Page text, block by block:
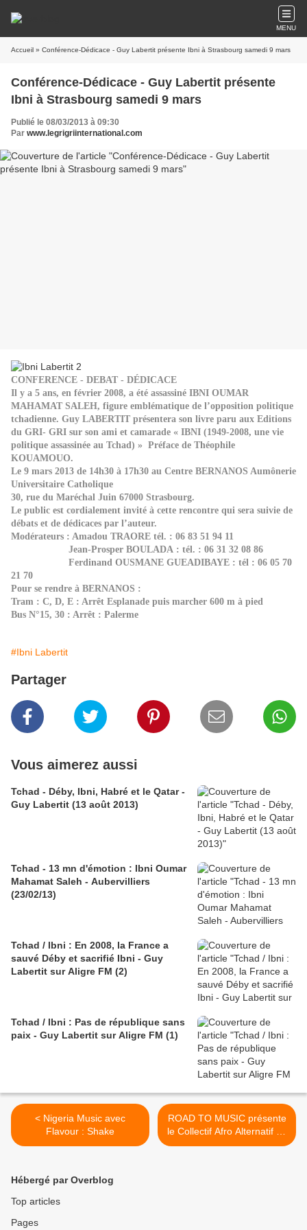
MENU
Accueil » Conférence-Dédicace - Guy Labertit présente Ibni à Strasbourg samedi 9 mars
Conférence-Dédicace - Guy Labertit présente
Ibni à Strasbourg samedi 9 mars
Publié le 08/03/2013 à 09:30
Par www.legrigriinternational.com
CONFERENCE - DEBAT - DÉDICACE
Il y a 5 ans, en février 2008, a été assassiné IBNI OUMAR
MAHAMAT SALEH, figure emblématique de l’opposition politique
tchadienne. Guy LABERTIT présentera son livre paru aux Editions
du GRI- GRI sur son ami et camarade « IBNI (1949-2008, une vie
politique assassinée au Tchad) » Préface de Théophile
KOUAMOUO.
Le 9 mars 2013 de 14h30 à 17h30 au Centre BERNANOS Aumônerie
Universitaire Catholique
30, rue du Maréchal Juin 67000 Strasbourg.
Le public est cordialement invité à cette rencontre qui sera suivie de
débats et de dédicaces par l’auteur.
Modérateurs : Amadou TRAORE tél. : 06 83 51 94 11
Jean-Prosper BOULADA : tél. : 06 31 32 08 86
Ferdinand OUSMANE GUEADIBAYE : tél : 06 05 70
21 70
Pour se rendre à BERNANOS :
Tram : C, D, E : Arrêt Esplanade puis marcher 600 m à pied
Bus N°15, 30 : Arrêt : Palerme
#Ibni Labertit
Partager
Vous aimerez aussi
Tchad - Déby, Ibni, Habré et le Qatar -
Guy Labertit (13 août 2013)
Tchad - 13 mn d'émotion : Ibni Oumar
Mahamat Saleh - Aubervilliers
(23/02/13)
Tchad / Ibni : En 2008, la France a
sauvé Déby et sacrifié Ibni - Guy
Labertit sur Aligre FM (2)
Tchad / Ibni : Pas de république sans
paix - Guy Labertit sur Aligre FM (1)
< Nigeria Music avec
Flavour : Shake
ROAD TO MUSIC présente
le Collectif Afro Alternatif de
musiciennes et artistes : «
Hébergé par Overblog
Top articles
Pages